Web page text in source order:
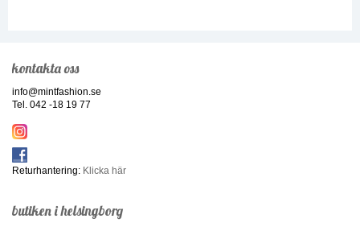
kontakta oss
info@mintfashion.se
Tel. 042 -18 19 77
Returhantering: Klicka här
butiken i helsingborg